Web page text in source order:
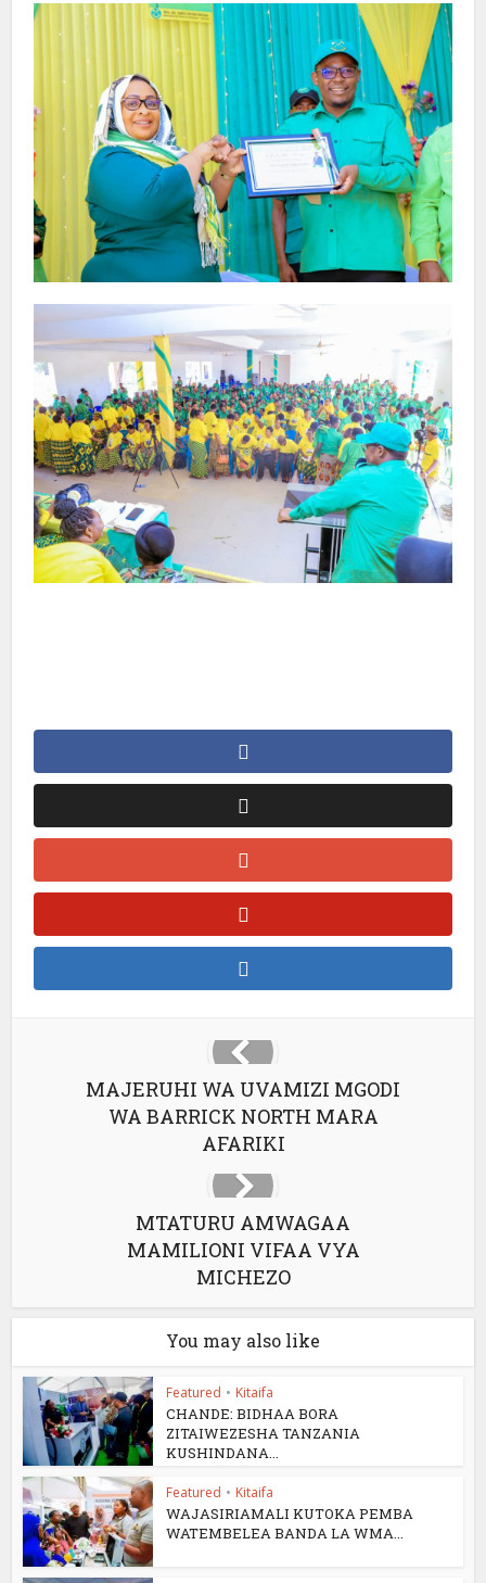
MAJERUHI WA UVAMIZI MGODI
WA BARRICK NORTH MARA
AFARIKI
MTATURU AMWAGAA
MAMILIONI VIFAA VYA
MICHEZO
You may also like
Featured • Kitaifa
CHANDE: BIDHAA BORA
ZITAIWEZESHA TANZANIA
KUSHINDANA...
Featured • Kitaifa
WAJASIRIAMALI KUTOKA PEMBA
WATEMBELEA BANDA LA WMA...